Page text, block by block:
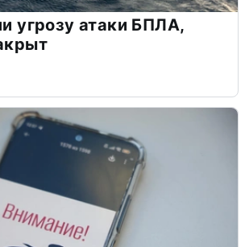
угрозу атаки БПЛА,